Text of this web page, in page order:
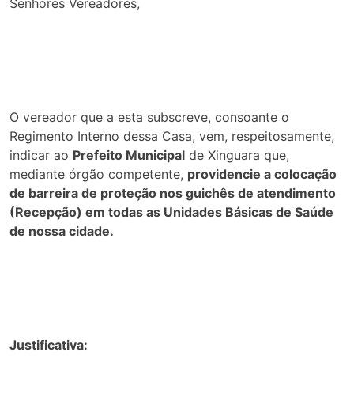
O vereador que a esta subscreve, consoante o
Regimento Interno dessa Casa, vem, respeitosamente,
indicar ao Prefeito Municipal de Xinguara que,
mediante órgão competente, providencie a colocação
de barreira de proteção nos guichês de atendimento
(Recepção) em todas as Unidades Básicas de Saúde
de nossa cidade.
Justificativa: